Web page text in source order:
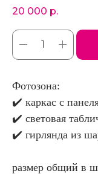
20 000 р.
Фотозона:
✔️ каркас с
✔️ световая
✔️ гирлянда из
размер общий в